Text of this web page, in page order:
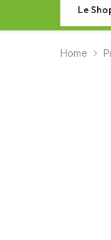
Le
Home